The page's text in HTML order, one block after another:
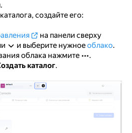
создайте его:
на панели сверху
и выберите нужноеоблако.
облака нажмите
.
каталог.